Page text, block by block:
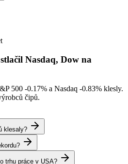
Nasdaq, Dow na
500 -0.17% a Nasdaq -0.83% klesly.
čipů.
klesaly?
trhu práce v USA?